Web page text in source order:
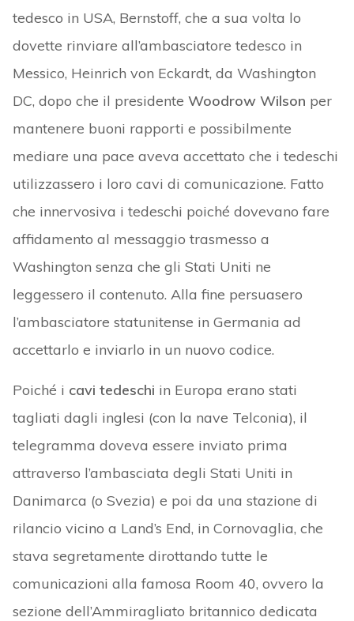
tedesco in USA, Bernstoff, che a sua volta lo
dovette rinviare all’ambasciatore tedesco in
Messico, Heinrich von Eckardt, da Washington
DC, dopo che il presidente Woodrow Wilson per
mantenere buoni rapporti e possibilmente
mediare una pace aveva accettato che i tedeschi
utilizzassero i loro cavi di comunicazione. Fatto
che innervosiva i tedeschi poiché dovevano fare
affidamento al messaggio trasmesso a
Washington senza che gli Stati Uniti ne
leggessero il contenuto. Alla fine persuasero
l’ambasciatore statunitense in Germania ad
accettarlo e inviarlo in un nuovo codice.
Poiché i cavi tedeschi in Europa erano stati
tagliati dagli inglesi (con la nave Telconia), il
telegramma doveva essere inviato prima
attraverso l’ambasciata degli Stati Uniti in
Danimarca (o Svezia) e poi da una stazione di
rilancio vicino a Land’s End, in Cornovaglia, che
stava segretamente dirottando tutte le
comunicazioni alla famosa Room 40, ovvero la
sezione dell’Ammiragliato britannico dedicata